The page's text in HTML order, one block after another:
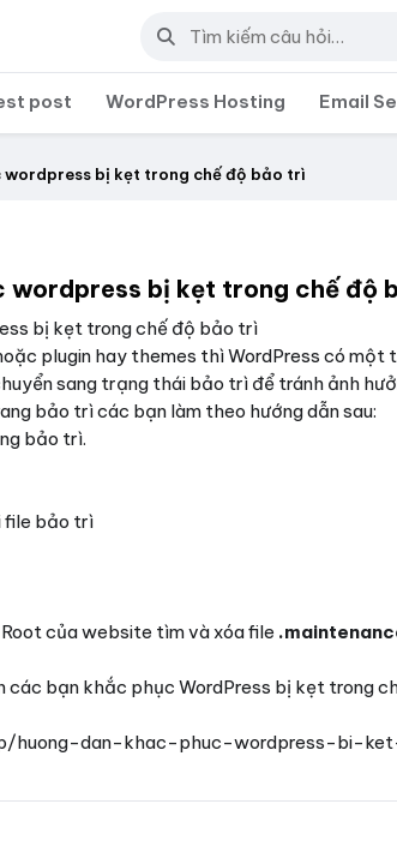
post WordPress Hosting Email
wordpress bị kẹt trong chế độ bảo trì
wordpress bị kẹt trong chế độ
bị kẹt trong chế độ bảo trì
plugin hay themes thì WordPress có một
sang trạng thái bảo trì để tránh ảnh
bảo trì các bạn làm theo hướng dẫn sau:
bảo trì.
file bảo trì
của website tìm và xóa file
các bạn khắc phục WordPress bị kẹt trong
huong-dan-khac-phuc-wordpress-bi-